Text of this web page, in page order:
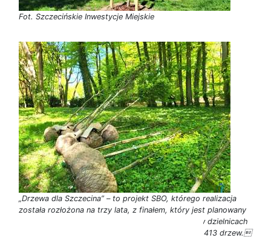
Fot. Szczecińskie Inwestycje Miejskie
„Drzewa dla Szczecina” – to projekt SBO, którego realizacja
została rozłożona na trzy lata, z finałem, który jest planowany
na przyszły rok. W ramach tego przedsięwzięcia w dzielnicach
Centrum i Zachód zostanie posadzonych w sumie 413 drzew.